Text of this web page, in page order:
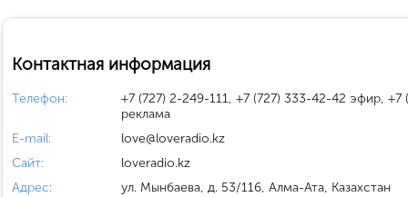
Контактная информация
Телефон:
+7 (727) 2-249-111, +7 (727) 333-42-42 эфир, +7
реклама
E-mail:
love@loveradio.kz
Сайт:
loveradio.kz
Адрес:
ул. Мынбаева, д. 53/116, Алма-Ата, Казахстан